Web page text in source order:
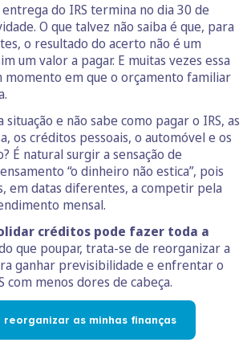
do IRS termina no dia 30 de
O que talvez não saiba é que, para
o resultado do acerto não é um
um valor a pagar. E muitas vezes essa
momento em que o orçamento familiar
situação e não sabe como pagar o IRS, as
os créditos pessoais, o automóvel e os
É natural surgir a sensação de
“o dinheiro não estica”, pois
em datas diferentes, a competir pela
mensal.
créditos pode fazer toda a
que poupar, trata-se de reorganizar a
ganhar previsibilidade e enfrentar o
com menos dores de cabeça.
reorganizar as minhas finanças